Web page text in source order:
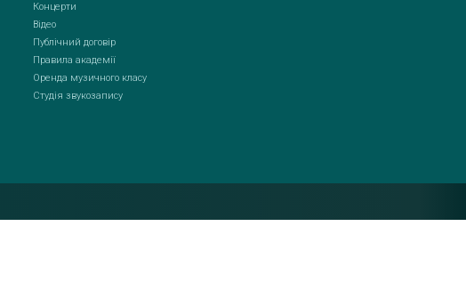
Концерти
Відео
Публічний договір
Правила академії
Оренда музичного класу
Студія звукозапису